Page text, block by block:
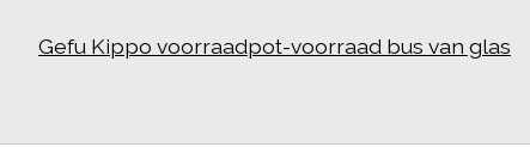
Gefu Kippo voorraadpot-voorraad bus van glas